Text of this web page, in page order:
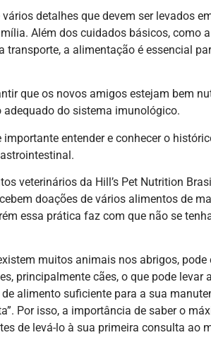
detalhes que devem ser levados
Além dos cuidados básicos, como
transporte, a alimentação é essencial
que os novos amigos estejam bem
do sistema imunológico.
entender e conhecer o
veterinários da Hill’s Pet Nutrition
doações de vários alimentos de
essa prática faz com que não se
muitos animais nos abrigos,
principalmente cães, o que pode levar
alimento suficiente para a sua
Por isso, a importância de saber o
de levá-lo à sua primeira consulta ao